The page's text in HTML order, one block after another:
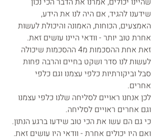
שידענו להגיד, אם היה לנו את הידע,
האמצעים, הכוחות, האמונה והיכולת לעשות
אחרת טוב יותר - וודאי היינו עושים זאת.
זאת אחת ההסכמות מ4 ההסכמות שיכולה
לעשות לנו סדר ושקט בחיים והרבה פחות
סבל וביקורתיות כלפי עצמנו וגם כלפי
אחרים.
לכן אנחנו ראויים לסליחה שלנו כלפי עצמנו
וגם אחרים ראויים לסליחה.
כי גם הם עשו את הכי טוב שידעו ברגע הנתון.
ואם היו יכולים אחרת - וודאי היו עושים זאת.